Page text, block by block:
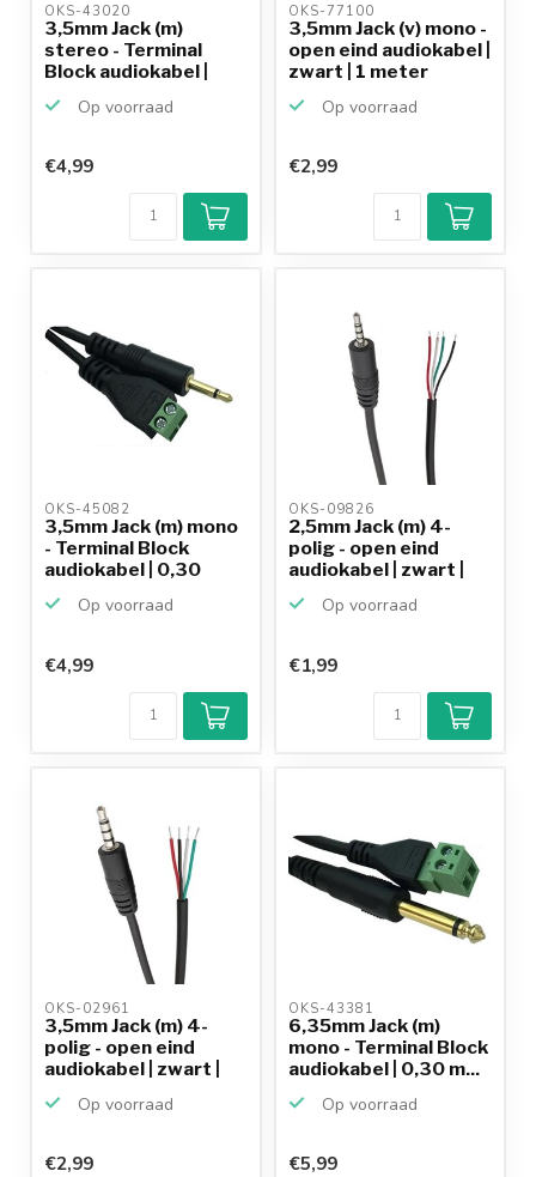
OKS-43020
3,5mm Jack (m)
stereo - Terminal
Block audiokabel |
Op voorraad
€4,99
OKS-77100
3,5mm Jack (v) mono -
open eind audiokabel |
zwart | 1 meter
Op voorraad
€2,99
OKS-45082
3,5mm Jack (m) mono
- Terminal Block
audiokabel | 0,30
Op voorraad
€4,99
OKS-09826
2,5mm Jack (m) 4-
polig - open eind
audiokabel | zwart |
Op voorraad
€1,99
OKS-02961
3,5mm Jack (m) 4-
polig - open eind
audiokabel | zwart |
Op voorraad
€2,99
OKS-43381
6,35mm Jack (m)
mono - Terminal Block
audiokabel | 0,30 m...
Op voorraad
€5,99